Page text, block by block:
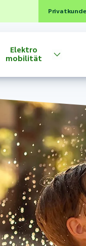
Elektro
mobilität